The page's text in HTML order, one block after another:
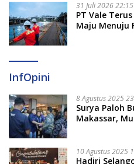
31 Juli 2026 22:15
PT Vale
Maju Menuju
InfOpini
8 Agustus 2025
Surya Paloh
Makassar,
10 Agustus 2025
Hadiri